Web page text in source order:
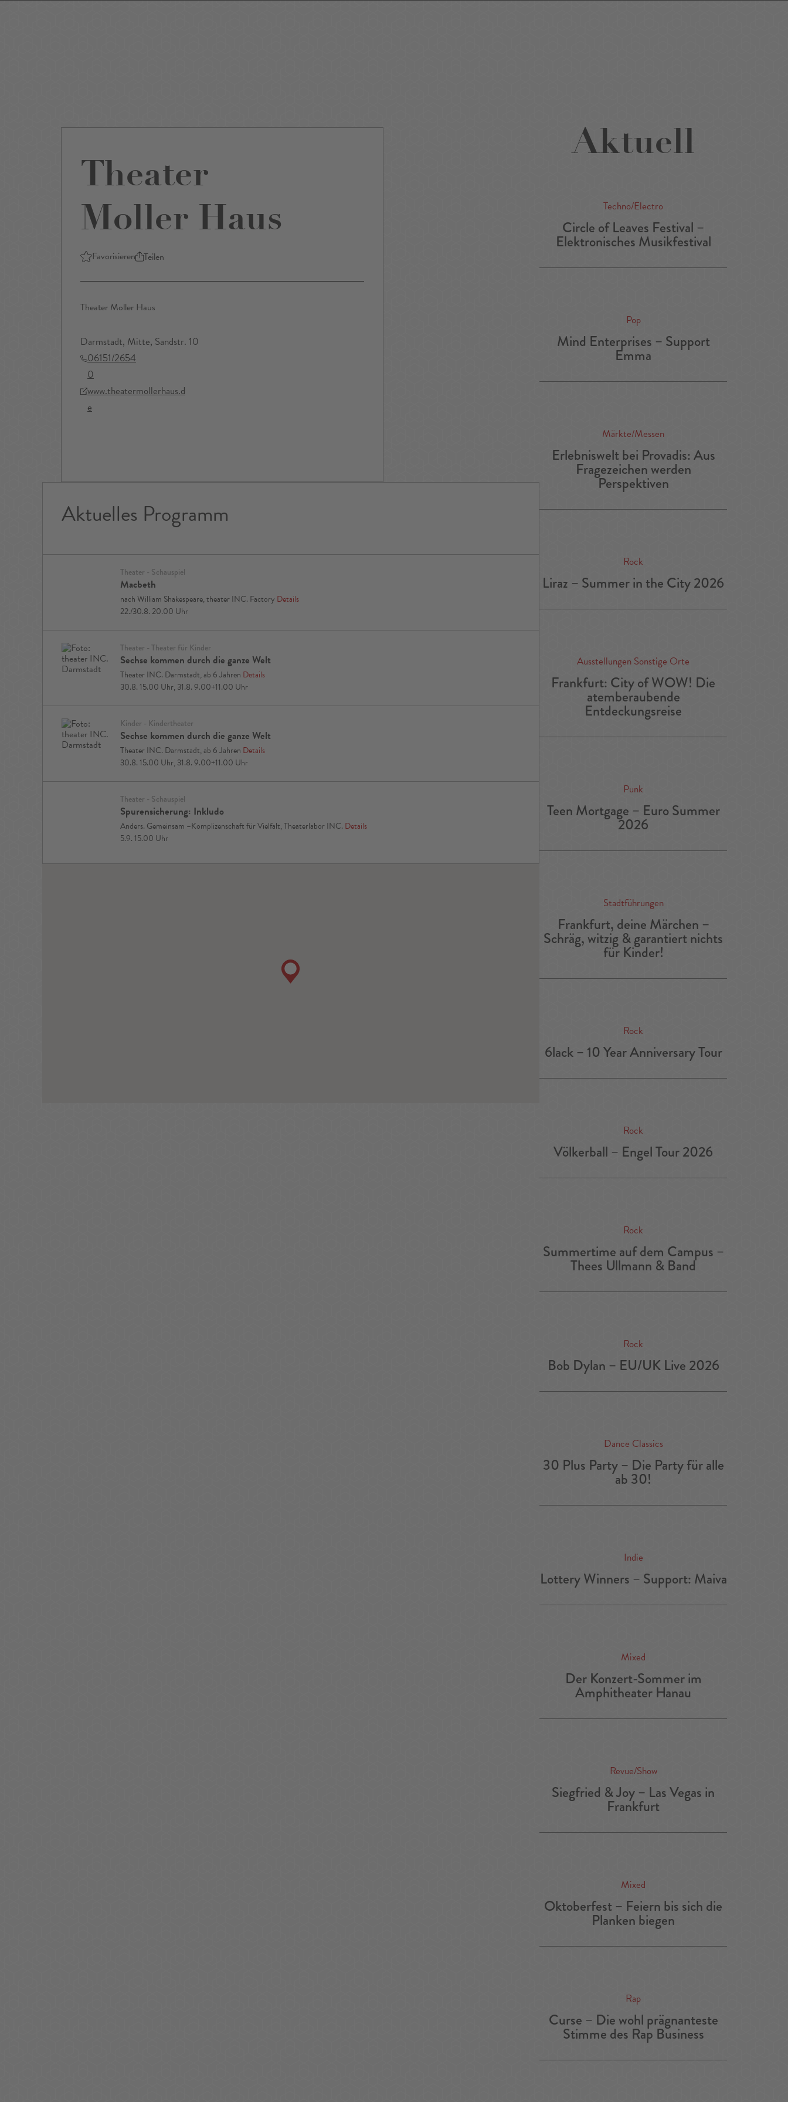
Theater
Moller Haus
Favorisieren Teilen
Theater Moller Haus
Darmstadt, Mitte, Sandstr. 10
06151/2654
0
www.theatermollerhaus.d
e
Aktuelles Programm
Theater - Schauspiel
Macbeth
nach William Shakespeare, theater INC. Factory Details
22./30.8. 20.00 Uhr
Theater - Theater für Kinder
Sechse kommen durch die ganze Welt
Theater INC. Darmstadt, ab 6 Jahren Details
30.8. 15.00 Uhr, 31.8. 9.00+11.00 Uhr
Kinder - Kindertheater
Sechse kommen durch die ganze Welt
Theater INC. Darmstadt, ab 6 Jahren Details
30.8. 15.00 Uhr, 31.8. 9.00+11.00 Uhr
Theater - Schauspiel
Spurensicherung: Inkludo
Anders. Gemeinsam –Komplizenschaft für Vielfalt, Theaterlabor INC. Details
5.9. 15.00 Uhr
Aktuell
Techno/Electro
Circle of Leaves Festival –
Elektronisches Musikfestival
Pop
Mind Enterprises – Support
Emma
Märkte/Messen
Erlebniswelt bei Provadis: Aus
Fragezeichen werden
Perspektiven
Rock
Liraz – Summer in the City 2026
Ausstellungen Sonstige Orte
Frankfurt: City of WOW! Die
atemberaubende
Entdeckungsreise
Punk
Teen Mortgage – Euro Summer
2026
Stadtführungen
Frankfurt, deine Märchen –
Schräg, witzig & garantiert nichts
für Kinder!
Rock
6lack – 10 Year Anniversary Tour
Rock
Völkerball – Engel Tour 2026
Rock
Summertime auf dem Campus –
Thees Ullmann & Band
Rock
Bob Dylan – EU/UK Live 2026
Dance Classics
30 Plus Party – Die Party für alle
ab 30!
Indie
Lottery Winners – Support: Maiva
Mixed
Der Konzert-Sommer im
Amphitheater Hanau
Revue/Show
Siegfried & Joy – Las Vegas in
Frankfurt
Mixed
Oktoberfest – Feiern bis sich die
Planken biegen
Rap
Curse – Die wohl prägnanteste
Stimme des Rap Business